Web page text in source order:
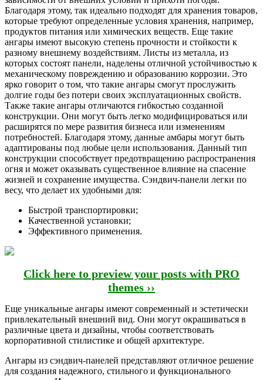
Благодаря этому, так идеально подходят для хранения товаров,
которые требуют определенные условия хранения, например,
продуктов питания или химических веществ. Еще такие
ангары имеют высокую степень прочности и стойкости к
разному внешнему воздействиям. Листы из металла, из
которых состоят панели, наделены отличной устойчивостью к
механическому повреждению и образованию коррозии. Это
ярко говорит о том, что такие ангары смогут прослужить
долгие годы без потери своих эксплуатационных свойств.
Также такие ангары отличаются гибкостью созданной
конструкции. Они могут быть легко модифицироваться или
расширятся по мере развития бизнеса или изменениям
потребностей. Благодаря этому, данные амбары могут быть
адаптированы под любые цели использования. Данный тип
конструкции способствует предотвращению распространения
огня и может оказывать существенное влияние на спасение
жизней и сохранение имущества. Сэндвич-панели легки по
весу, что делает их удобными для:
Быстрой транспортировки;
Качественной установки;
Эффективного применения.
Click here to preview your posts with PRO
themes ››
Еще уникальные ангары имеют современный и эстетически
привлекательный внешний вид. Они могут окрашиваться в
различные цвета и дизайны, чтобы соответствовать
корпоративной стилистике и общей архитектуре.
Ангары из сэндвич-панелей представляют отличное решение
для создания надежного, стильного и функционального